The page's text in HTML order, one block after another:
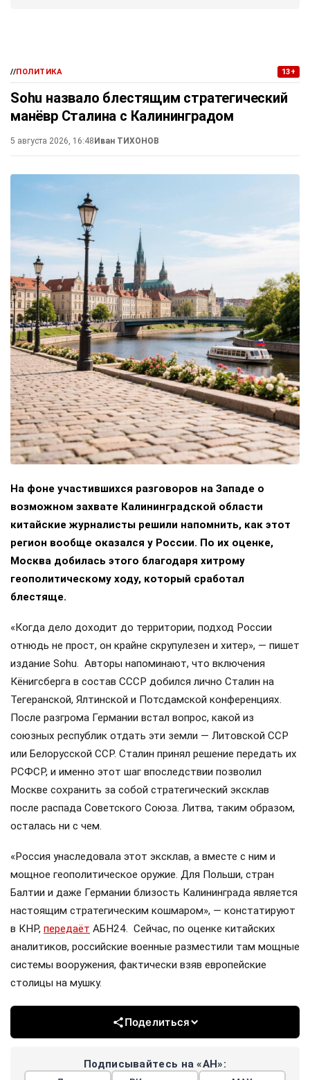
//ПОЛИТИКА 13+
Sohu назвало блестящим стратегический
манёвр Сталина с Калининградом
5 августа 2026, 16:48 Иван ТИХОНОВ
На фоне участившихся разговоров на Западе о
возможном захвате Калининградской области
китайские журналисты решили напомнить, как этот
регион вообще оказался у России. По их оценке,
Москва добилась этого благодаря хитрому
геополитическому ходу, который сработал
блестяще.
«Когда дело доходит до территории, подход России
отнюдь не прост, он крайне скрупулезен и хитер», — пишет
издание Sohu. Авторы напоминают, что включения
Кёнигсберга в состав СССР добился лично Сталин на
Тегеранской, Ялтинской и Потсдамской конференциях.
После разгрома Германии встал вопрос, какой из
союзных республик отдать эти земли — Литовской ССР
или Белорусской ССР. Сталин принял решение передать их
РСФСР, и именно этот шаг впоследствии позволил
Москве сохранить за собой стратегический эксклав
после распада Советского Союза. Литва, таким образом,
осталась ни с чем.
«Россия унаследовала этот эксклав, а вместе с ним и
мощное геополитическое оружие. Для Польши, стран
Балтии и даже Германии близость Калининграда является
настоящим стратегическим кошмаром», — констатируют
в КНР, передаёт АБН24. Сейчас, по оценке китайских
аналитиков, российские военные разместили там мощные
системы вооружения, фактически взяв европейские
столицы на мушку.
Поделиться
Подписывайтесь на «АН»: